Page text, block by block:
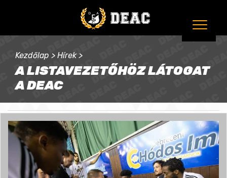
Kezdőlap > Hírek >
A LISTAVEZETŐHÖZ LÁTOGAT
A DEAC